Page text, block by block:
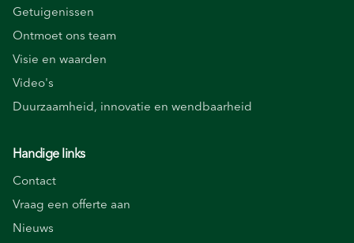
Getuigenissen
Ontmoet ons team
Visie en waarden
Video's
Duurzaamheid, innovatie en wendbaarheid
Handige links
Contact
Vraag een offerte aan
Nieuws